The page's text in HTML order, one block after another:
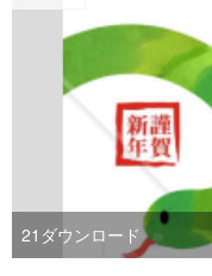
21 ダウンロード